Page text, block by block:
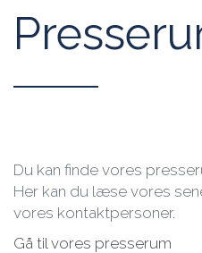
Du kan finde vores
Her kan du læse vores
vores kontaktpersoner.
Gå til vores presserum